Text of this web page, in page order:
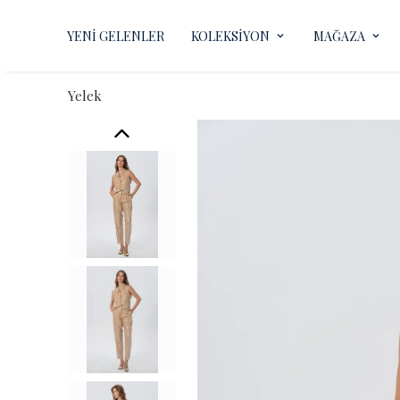
YENİ GELENLER KOLEKSİYON MAĞAZA
Yelek